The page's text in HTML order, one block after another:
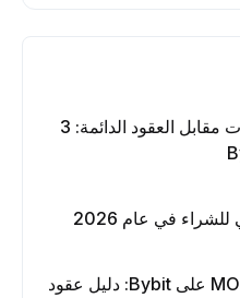
xStocks مقابل عقود الفروقات مقابل العقود الدائمة: 3
في عام 2026
كيفية تداول MOONSHOTUSDT على Bybit: دليل عقود